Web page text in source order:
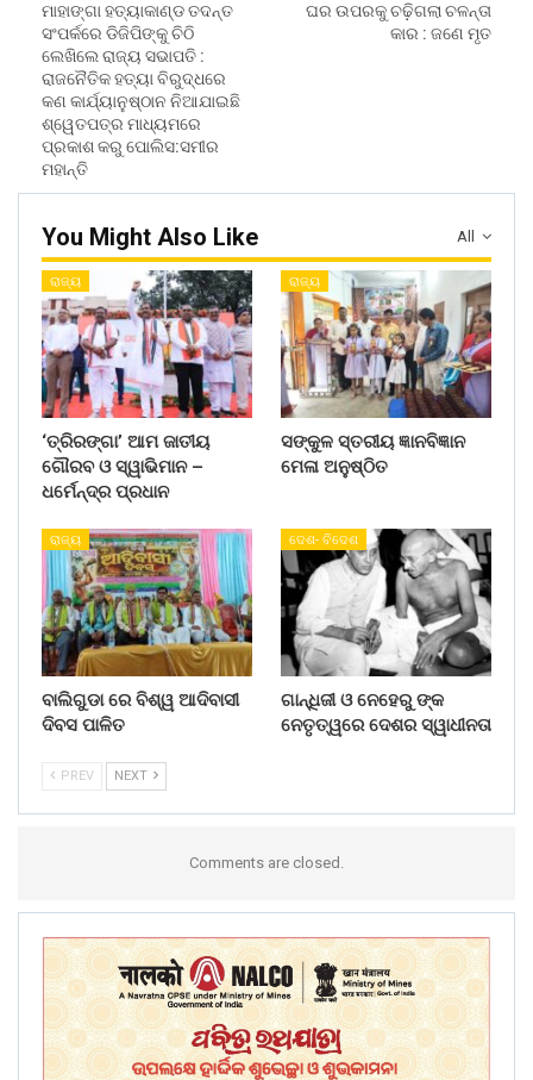
ମାହାଙ୍ଗା ହତ୍ୟାକାଣ୍ଡ ତଦନ୍ତ
ସଂପର୍କରେ ଡିଜିପିଙ୍କୁ ଚିଠି
ଲେଖିଲେ ରାଜ୍ୟ ସଭାପତି :
ରାଜନୈତିକ ହତ୍ୟା ବିରୁଦ୍ଧରେ
କଣ କାର୍ଯ୍ୟାନୁଷ୍ଠାନ ନିଆଯାଇଛି
ଶ୍ୱେତପତ୍ର ମାଧ୍ୟମରେ
ପ୍ରକାଶ କରୁ ପୋଲିସ:ସମୀର
ମହାନ୍ତି
ଘର ଉପରକୁ ଚଢ଼ିଗଲା ଚଳନ୍ତା
କାର : ଜଣେ ମୃତ
All
You Might Also Like
ରାଜ୍ୟ
‘ତ୍ରିରଙ୍ଗା’ ଆମ ଜାତୀୟ
ଗୌରବ ଓ ସ୍ୱାଭିମାନ –
ଧର୍ମେନ୍ଦ୍ର ପ୍ରଧାନ
ରାଜ୍ୟ
ସଙ୍କୁଳ ସ୍ତରୀୟ ଜ୍ଞାନବିଜ୍ଞାନ
ମେଳା ଅନୁଷ୍ଠିତ
ରାଜ୍ୟ
ବାଲିଗୁଡା ରେ ବିଶ୍ୱ ଆଦିବାସୀ
ଦିବସ ପାଳିତ
ଦେଶ- ବିଦେଶ
ଗାନ୍ଧିଜୀ ଓ ନେହେରୁ ଙ୍କ
ନେତୃତ୍ୱରେ ଦେଶର ସ୍ୱାଧୀନତା
PREV NEXT
Comments are closed.